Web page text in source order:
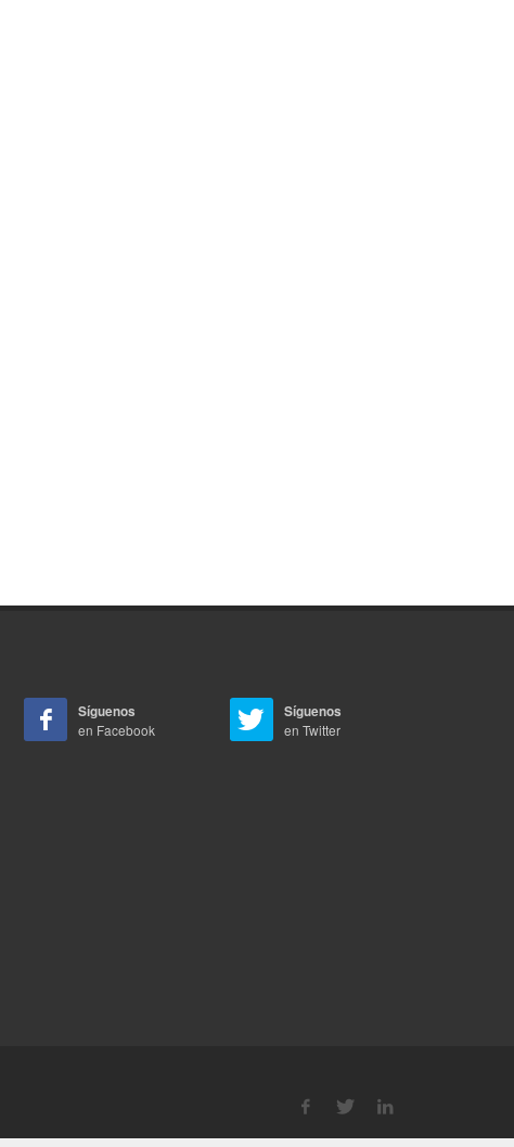
Síguenos
en Facebook
Síguenos
en Twitter